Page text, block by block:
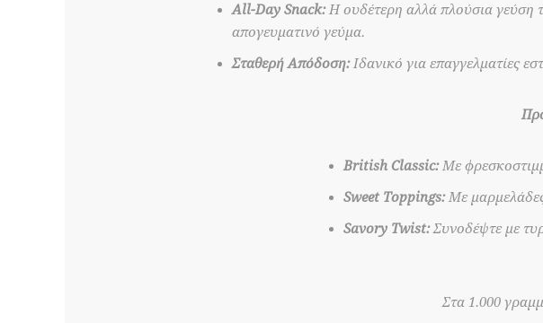
All-Day Snack:Η ουδέτερη αλλά πλούσια γεύση
απογευματινό γεύμα.
Σταθερή Απόδοση:Ιδανικό για επαγγελματίες
British Classic:Με
Sweet Toppings:Με
Savory Twist:Συνοδέψτε με
Στα 1.000